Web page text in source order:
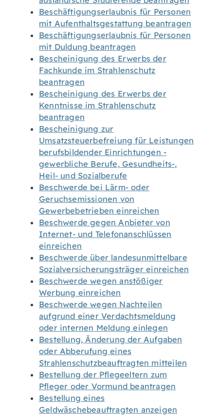
Beschäftigungserlaubnis für Personen
mit Aufenthaltsgestattung beantragen
Beschäftigungserlaubnis für Personen
mit Duldung beantragen
Bescheinigung des Erwerbs der
Fachkunde im Strahlenschutz
beantragen
Bescheinigung des Erwerbs der
Kenntnisse im Strahlenschutz
beantragen
Bescheinigung zur
Umsatzsteuerbefreiung für Leistungen
berufsbildender Einrichtungen -
gewerbliche Berufe, Gesundheits-,
Heil- und Sozialberufe
Beschwerde bei Lärm- oder
Geruchsemissionen von
Gewerbebetrieben einreichen
Beschwerde gegen Anbieter von
Internet- und Telefonanschlüssen
einreichen
Beschwerde über landesunmittelbare
Sozialversicherungsträger einreichen
Beschwerde wegen anstößiger
Werbung einreichen
Beschwerde wegen Nachteilen
aufgrund einer Verdachtsmeldung
oder internen Meldung einlegen
Bestellung, Änderung der Aufgaben
oder Abberufung eines
Strahlenschutzbeauftragten mitteilen
Bestellung der Pflegeeltern zum
Pfleger oder Vormund beantragen
Bestellung eines
Geldwäschebeauftragten anzeigen